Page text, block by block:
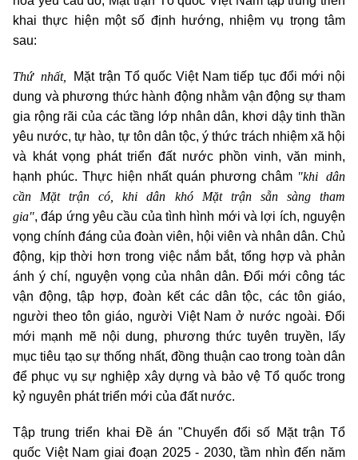
khai thực hiện một số định hướng, nhiệm vụ trọng tâm
sau:
Thứ nhất,
Mặt trận Tổ quốc Việt Nam tiếp tục đổi mới nội
dung và phương thức hành động nhằm vận động sự tham
gia rộng rãi của các tầng lớp nhân dân, khơi dậy tinh thần
yêu nước, tự hào, tự tôn dân tộc, ý thức trách nhiệm xã hội
và khát vọng phát triển đất nước phồn vinh, văn minh,
hạnh phúc. Thực hiện nhất quán phương châm "khi dân
cần Mặt trận có, khi dân khó Mặt trận sẵn sàng tham
gia", đáp ứng yêu cầu của tình hình mới và lợi ích, nguyện
vọng chính đáng của đoàn viên, hội viên và nhân dân. Chủ
động, kịp thời hơn trong việc nắm bắt, tổng hợp và phản
ánh ý chí, nguyện vọng của nhân dân. Đổi mới công tác
vận động, tập hợp, đoàn kết các dân tộc, các tôn giáo,
người theo tôn giáo, người Việt Nam ở nước ngoài. Đổi
mới mạnh mẽ nội dung, phương thức tuyên truyền, lấy
mục tiêu tạo sự thống nhất, đồng thuận cao trong toàn dân
để phục vụ sự nghiệp xây dựng và bảo vệ Tổ quốc trong
kỷ nguyên phát triển mới của đất nước.
Tập trung triển khai Đề án "Chuyển đổi số Mặt trận Tổ
quốc Việt Nam giai đoạn 2025 - 2030, tầm nhìn đến năm